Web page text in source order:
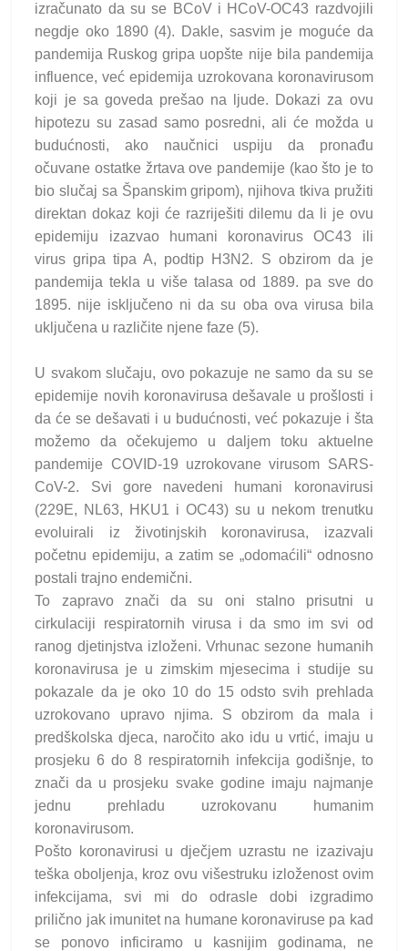
izračunato da su se BCoV i HCoV-OC43 razdvojili
negdje oko 1890 (4). Dakle, sasvim je moguće da
pandemija Ruskog gripa uopšte nije bila pandemija
influence, već epidemija uzrokovana koronavirusom
koji je sa goveda prešao na ljude. Dokazi za ovu
hipotezu su zasad samo posredni, ali će možda u
budućnosti, ako naučnici uspiju da pronađu
očuvane ostatke žrtava ove pandemije (kao što je to
bio slučaj sa Španskim gripom), njihova tkiva pružiti
direktan dokaz koji će razriješiti dilemu da li je ovu
epidemiju izazvao humani koronavirus OC43 ili
virus gripa tipa A, podtip H3N2. S obzirom da je
pandemija tekla u više talasa od 1889. pa sve do
1895. nije isključeno ni da su oba ova virusa bila
uključena u različite njene faze (5).
U svakom slučaju, ovo pokazuje ne samo da su se
epidemije novih koronavirusa dešavale u prošlosti i
da će se dešavati i u budućnosti, već pokazuje i šta
možemo da očekujemo u daljem toku aktuelne
pandemije COVID-19 uzrokovane virusom SARS-
CoV-2. Svi gore navedeni humani koronavirusi
(229E, NL63, HKU1 i OC43) su u nekom trenutku
evoluirali iz životinjskih koronavirusa, izazvali
početnu epidemiju, a zatim se „odomaćili“ odnosno
postali trajno endemični.
To zapravo znači da su oni stalno prisutni u
cirkulaciji respiratornih virusa i da smo im svi od
ranog djetinjstva izloženi. Vrhunac sezone humanih
koronavirusa je u zimskim mjesecima i studije su
pokazale da je oko 10 do 15 odsto svih prehlada
uzrokovano upravo njima. S obzirom da mala i
predškolska djeca, naročito ako idu u vrtić, imaju u
prosjeku 6 do 8 respiratornih infekcija godišnje, to
znači da u prosjeku svake godine imaju najmanje
jednu prehladu uzrokovanu humanim
koronavirusom.
Pošto koronavirusi u dječjem uzrastu ne izazivaju
teška oboljenja, kroz ovu višestruku izloženost ovim
infekcijama, svi mi do odrasle dobi izgradimo
prilično jak imunitet na humane koronaviruse pa kad
se ponovo inficiramo u kasnijim godinama, ne